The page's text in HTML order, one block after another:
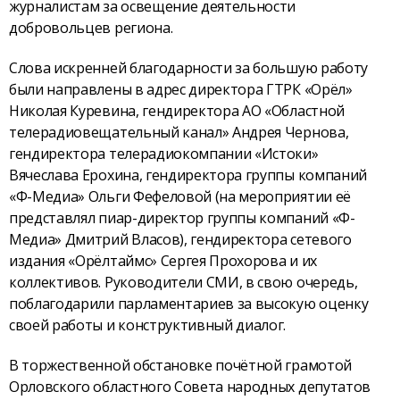
журналистам за освещение деятельности
добровольцев региона.
Слова искренней благодарности за большую работу
были направлены в адрес директора ГТРК «Орёл»
Николая Куревина, гендиректора АО «Областной
телерадиовещательный канал» Андрея Чернова,
гендиректора телерадиокомпании «Истоки»
Вячеслава Ерохина, гендиректора группы компаний
«Ф-Медиа» Ольги Фефеловой (на мероприятии её
представлял пиар-директор группы компаний «Ф-
Медиа» Дмитрий Власов), гендиректора сетевого
издания «Орёлтаймс» Сергея Прохорова и их
коллективов. Руководители СМИ, в свою очередь,
поблагодарили парламентариев за высокую оценку
своей работы и конструктивный диалог.
В торжественной обстановке почётной грамотой
Орловского областного Совета народных депутатов